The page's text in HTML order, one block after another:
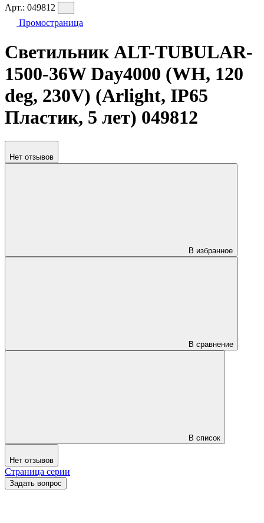
Арт.: 049812
Промостраница
Светильник ALT-TUBULAR-
1500-36W Day4000 (WH, 120
deg, 230V) (Arlight, IP65
Пластик, 5 лет) 049812
Нет отзывов
В избранное
В сравнение
В список
Нет отзывов
Страница серии
Задать вопрос